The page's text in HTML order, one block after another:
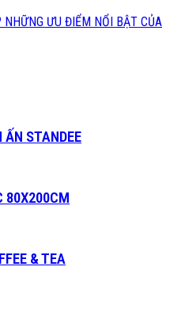
ƯU ĐIỂM NỔI BẬT CỦA
ẤN STANDEE
80X200CM
& TEA